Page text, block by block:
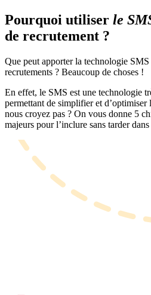
Pourquoi utiliser le
de recrutement ?
Que peut apporter la technologie
recrutements ? Beaucoup de choses !
En effet, le SMS est une technologie
permettant de simplifier et d’optimiser
nous croyez pas ? On vous donne 5
majeurs pour l’inclure sans tarder